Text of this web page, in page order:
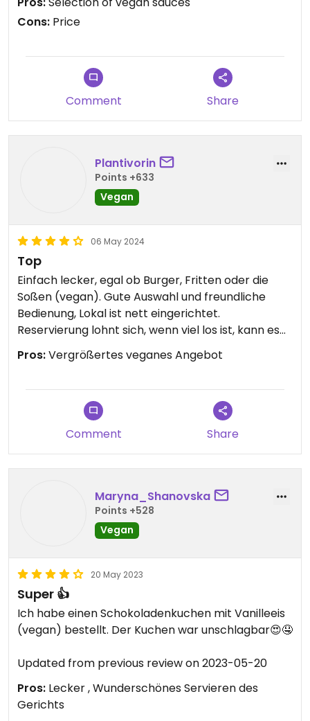
patty was quite bland and not really fried. Overall
OK experience but for the price that you pay
could.
Cons: Price
Comment Share
Plantivorin
Points +633
Vegan
06 May 2024
Top
Einfach lecker, egal ob Burger, Fritten oder die
Soßen (vegan). Gute Auswahl und freundliche
Bedienung, Lokal ist nett eingerichtet.
Reservierung lohnt sich, wenn viel los ist, kann es
eng werden. Trotzdem geht es relativ schnell bis
das Essen kommt.
mehr Soßen, Burger und auch Beilagen, sind nach
wie vor begeistert. Einzig beim Dessert könnte
Updated from previous review on 2024-03-28
Pros:Vergrößertes veganes Angebot
Comment Share
Maryna_Shanovska
Points +528
Vegan
20 May 2023
Super 👍
Ich habe einen Schokoladenkuchen mit Vanilleeis
(vegan) bestellt. Der Kuchen war unschlagbar😍🤤
Updated from previous review on 2023-05-20
Pros: Lecker , Wunderschönes Servieren des
Gerichts